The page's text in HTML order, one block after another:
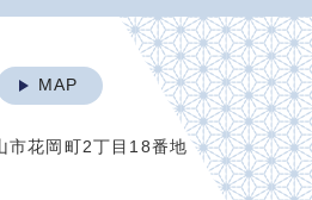
MAP
市花岡町2丁目18番地